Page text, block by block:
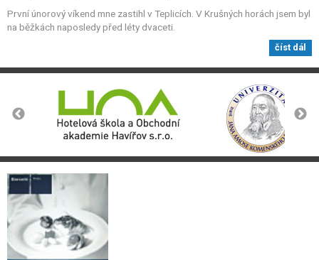
První únorový víkend mne zastihl v Teplicích. V Krušných horách jsem byl
na běžkách naposledy před léty dvaceti.
číst dál